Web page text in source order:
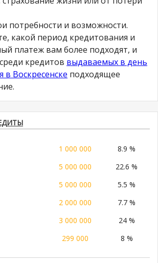
потребности и возможности.
какой период кредитования и
платеж вам более подходят, и
кредитов выдаваемых в день
Воскресенске подходящее
1 000 000
8.9 %
5 000 000
22.6 %
5 000 000
5.5 %
2 000 000
7.7 %
3 000 000
24 %
299 000 8 %